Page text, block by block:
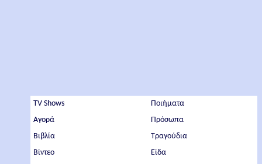
TV Shows
Αγορά
Βιβλία
Βίντεο
Ποιήματα
Πρόσωπα
Τραγούδια
Είδα